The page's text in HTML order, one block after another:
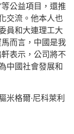
公益項目，還推
交流。他本人也
員和大連理工大
而言，中國是我
表示，公司將不
中國社會發展和
米格爾·尼科萊利